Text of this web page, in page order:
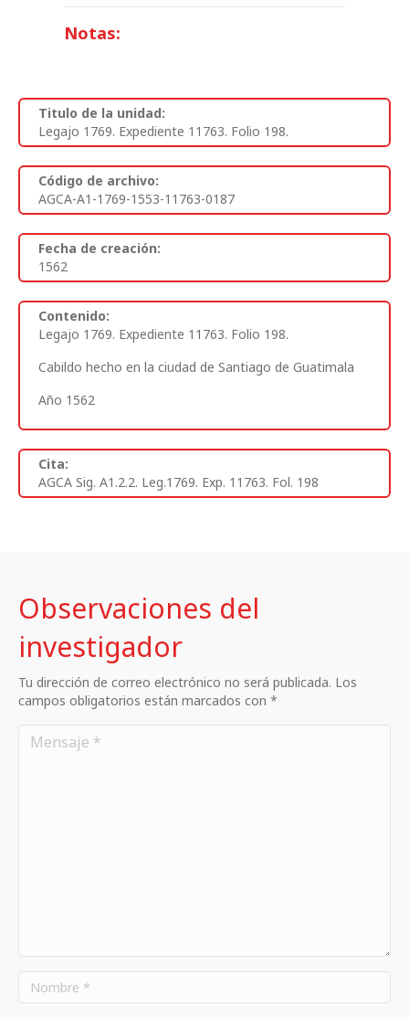
Notas:
Titulo de la unidad:
Legajo 1769. Expediente 11763. Folio 198.
Código de archivo:
AGCA-A1-1769-1553-11763-0187
Fecha de creación:
1562
Contenido:
Legajo 1769. Expediente 11763. Folio 198.
Cabildo hecho en la ciudad de Santiago de Guatimala
Año 1562
Cita:
AGCA Sig. A1.2.2. Leg.1769. Exp. 11763. Fol. 198
Observaciones del
investigador
Tu dirección de correo electrónico no será publicada. Los
campos obligatorios están marcados con *